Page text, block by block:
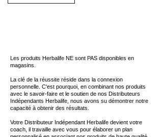
Les produits Herbalife NE sont PAS disponibles en
magasins.
La clé de la réussite réside dans la connexion
personnelle. C'est pourquoi, en combinant nos produits
avec le savoir-faire et le soutien de nos Distributeurs
Indépendants Herbalife, nous avons su démontrer notre
capacité à obtenir des résultats.
Votre Distributeur Indépendant Herbalife devient votre
coach, il travaille avec vous pour élaborer un plan